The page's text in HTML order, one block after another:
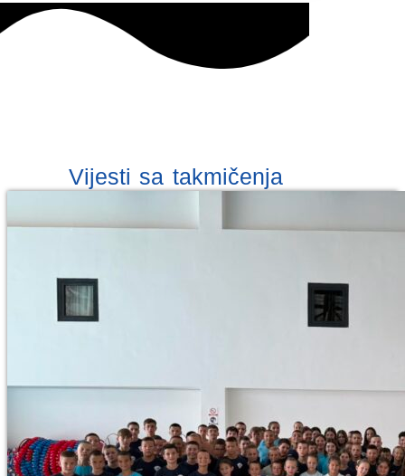
Vijesti sa takmičenja
Plivački klub Leotar je jedan od najboljih i